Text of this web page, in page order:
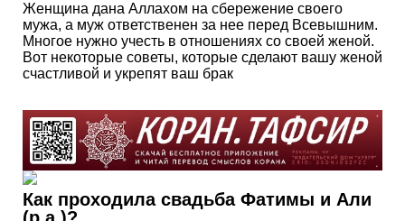
Женщина дана Аллахом на сбережение своего
мужа, а муж ответственен за нее перед Всевышним.
Многое нужно учесть в отношениях со своей женой.
Вот некоторые советы, которые сделают вашу женой
счастливой и укрепят ваш брак
Как проходила свадьба Фатимы и Али
(р.а.)?